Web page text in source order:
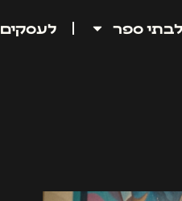
לבתי ספר לעסקים